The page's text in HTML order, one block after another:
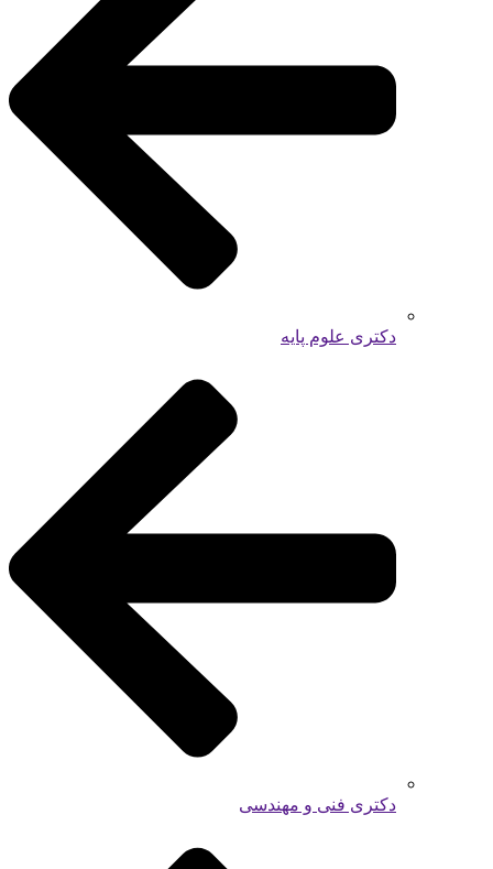
دکتری علوم پایه
دکتری فنی و مهندسی